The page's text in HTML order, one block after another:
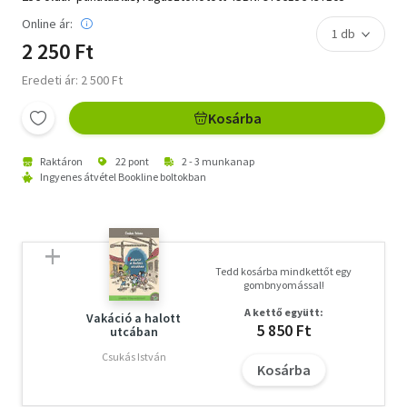
Online ár:
2 250 Ft
Eredeti ár: 2 500 Ft
Kosárba
Raktáron 22 pont
2 - 3 munkanap
Ingyenes átvétel Bookline boltokban
Vakáció a halott
utcában
Csukás István
Tedd kosárba mindkettőt egy
gombnyomással!
A kettő együtt:
5 850 Ft
Kosárba